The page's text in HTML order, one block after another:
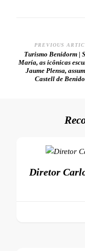
Post
Navigation
PREVIOUS
Turismo Benidorm |
María, as icônicas
Jaume Plensa,
Castell de
Diretor